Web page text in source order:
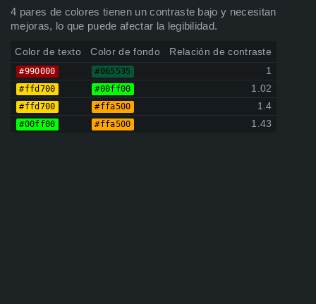
4 pares de colores tienen un contraste bajo y necesitan
mejoras, lo que puede afectar la legibilidad.
Color de texto Color de fondo Relación de contraste
#990000 #065535 1
#ffd700 #00ff00 1.02
#ffd700 #ffa500 1.4
#00ff00 #ffa500 1.43